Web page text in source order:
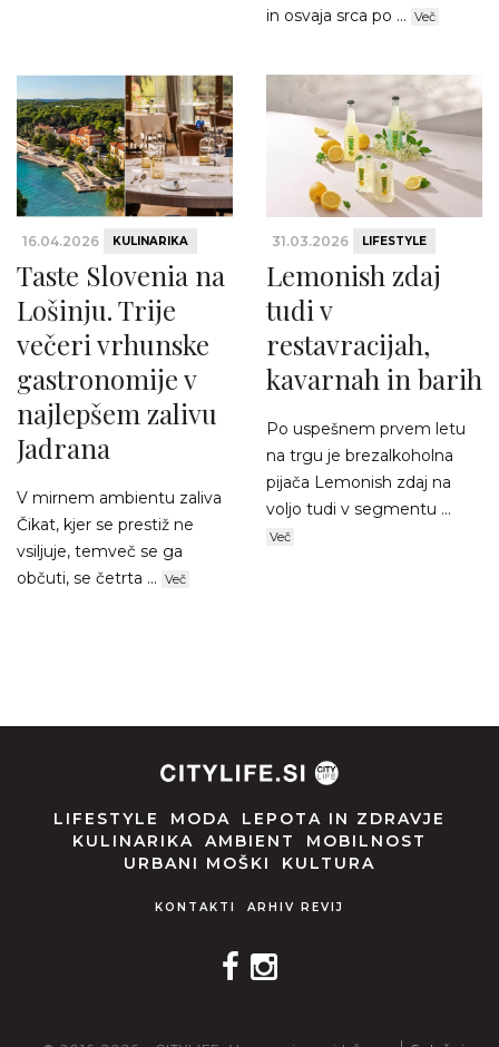
in osvaja srca po ... Več
16.04.2026 KULINARIKA
Taste Slovenia na
Lošinju. Trije
večeri vrhunske
gastronomije v
najlepšem zalivu
Jadrana
V mirnem ambientu zaliva
Čikat, kjer se prestiž ne
vsiljuje, temveč se ga
občuti, se četrta ... Več
31.03.2026 LIFESTYLE
Lemonish zdaj
tudi v
restavracijah,
kavarnah in barih
Po uspešnem prvem letu
na trgu je brezalkoholna
pijača Lemonish zdaj na
voljo tudi v segmentu ...
Več
LIFESTYLE MODA
LEPOTA IN ZDRAVJE
KULINARIKA
AMBIENT
MOBILNOST
URBANI MOŠKI
KULTURA
KONTAKTI ARHIV REVIJ